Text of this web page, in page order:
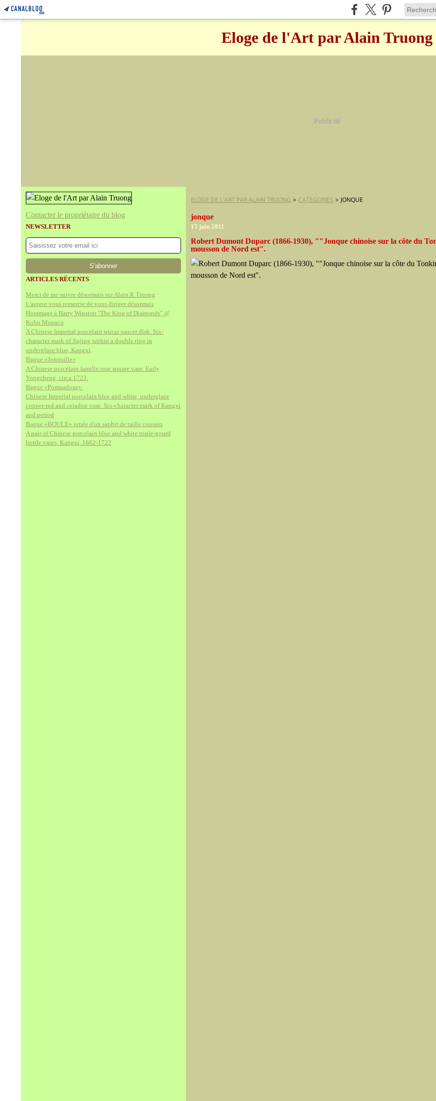
Eloge de l'Art par Alain Truong
Publicité
Contacter le propriétaire du blog
NEWSLETTER
ARTICLES RÉCENTS
Merci de me suivre désormais sur Alain.R.Truong
L'auteur vous remercie de vous diriger désormais
Hommage à Harry Winston "The King of Diamonds" @
Kohn Monaco
A Chinese Imperial porcelain wucai saucer dish. Six-
character mark of Jiajing within a double ring in
underglaze blue, Kangxi,
Bague «Jonquille»
A Chinese porcelain famille rose square vase. Early
Yongzheng, circa 1723.
Bague «Pompadour».
Chinese Imperial porcelain blue and white, underglaze
copper-red and celadon vase. Six-character mark of Kangxi
and period
Bague «BOULE» ornée d'un saphir de taille coussin
A pair of Chinese porcelain blue and white triple-gourd
bottle vases, Kangxi, 1662-1722
ELOGE DE L'ART PAR ALAIN TRUONG > CATEGORIES > JONQUE
jonque
15 juin 2011
Robert Dumont Duparc (1866-1930), ""Jonque chinoise sur la côte du
mousson de Nord est".